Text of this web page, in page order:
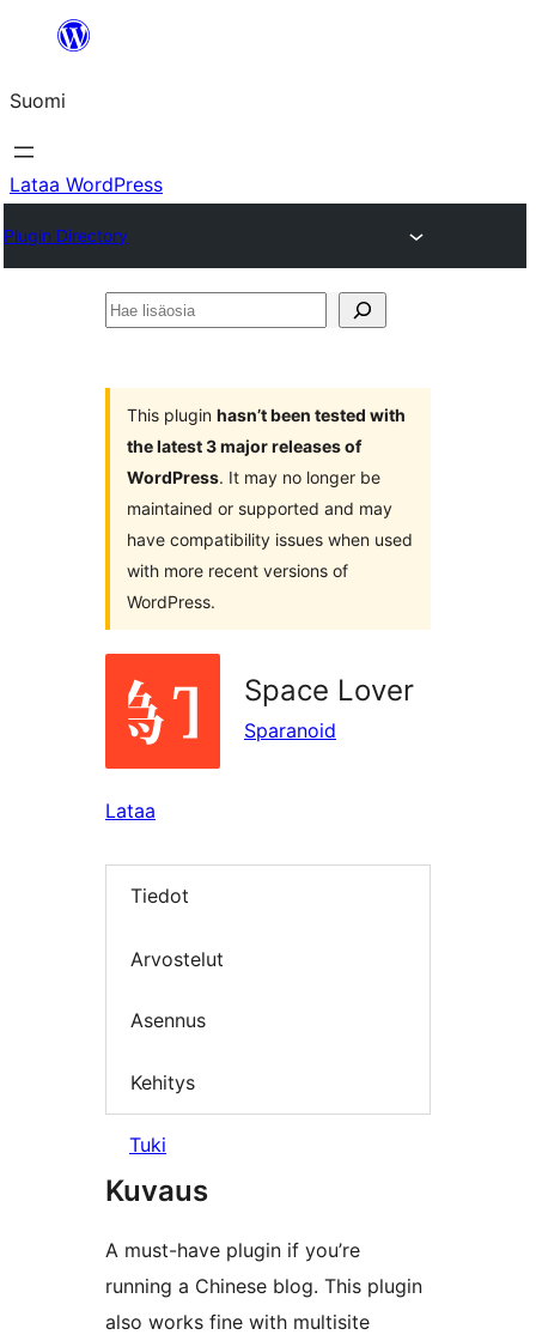
Suomi
Lataa WordPress
Plugin Directory
Hae
This plugin hasn’t been tested with
the latest 3 major releases of
WordPress. It may no longer be
maintained or supported and may
have compatibility issues when used
with more recent versions of
WordPress.
Space Lover
Sparanoid
Lataa
Tiedot
Arvostelut
Asennus
Kehitys
Tuki
Kuvaus
A must-have plugin if you’re
running a Chinese blog. This plugin
also works fine with multisite